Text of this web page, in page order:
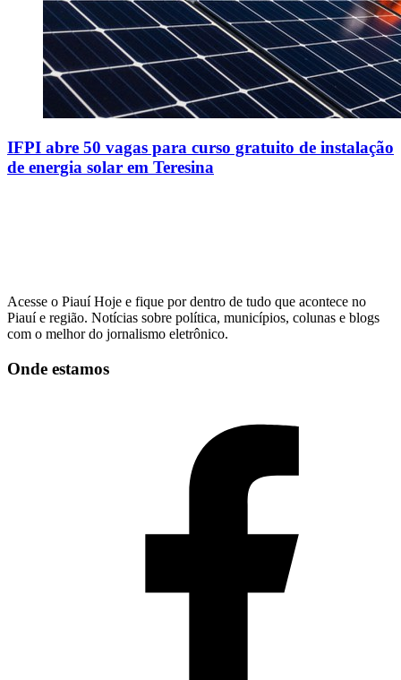
IFPI abre 50 vagas para curso gratuito de instalação
de energia solar em Teresina
Acesse o Piauí Hoje e fique por dentro de tudo que acontece no
Piauí e região. Notícias sobre política, municípios, colunas e blogs
com o melhor do jornalismo eletrônico.
Onde estamos